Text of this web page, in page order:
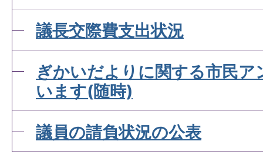
議長交際費支出状況
ぎかいだよりに関する市民
います(随時)
議員の請負状況の公表